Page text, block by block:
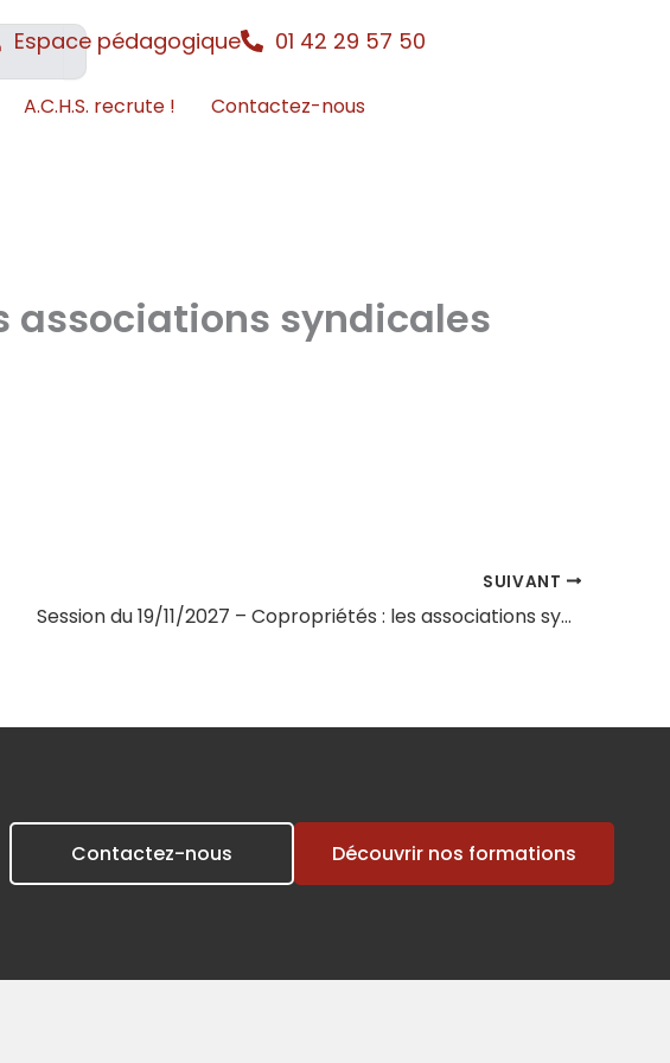
Espace pédagogique 01 42 29 57 50
A.C.H.S. recrute ! Contactez-nous
associations syndicales
SUIVANT
Session du 19/11/2027 – Copropriétés : les associations syndicales de propriétaires (ASL, AFUL)
Contactez-nous Découvrir nos formations